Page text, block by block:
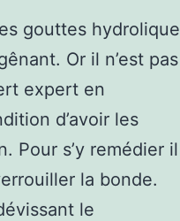
gouttes hydrolique
Or il n’est pas
expert en
d’avoir les
Pour s’y remédier il
la bonde.
le